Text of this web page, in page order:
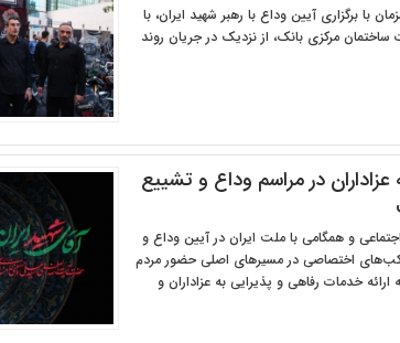
با برگزاری آیین وداع با رهبر شهید ایران، با
مرکزی بانک، از نزدیک در جریان روند
در مراسم وداع و تشییع
و همگامی با ملت ایران در آیین وداع و
اختصاصی در مسیرهای اصلی حضور مردم
خدمات رفاهی و پذیرایی به عزاداران و